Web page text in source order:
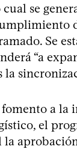
cual se
Se
“a
a la
el